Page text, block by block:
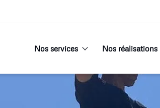
Nos services Nos réalisations